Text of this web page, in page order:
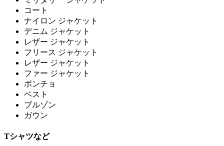
コート
ナイロン ジャケット
デニム ジャケット
レザー ジャケット
フリース ジャケット
レザー ジャケット
ファー ジャケット
ポンチョ
ベスト
ブルゾン
ガウン
Tシャツなど